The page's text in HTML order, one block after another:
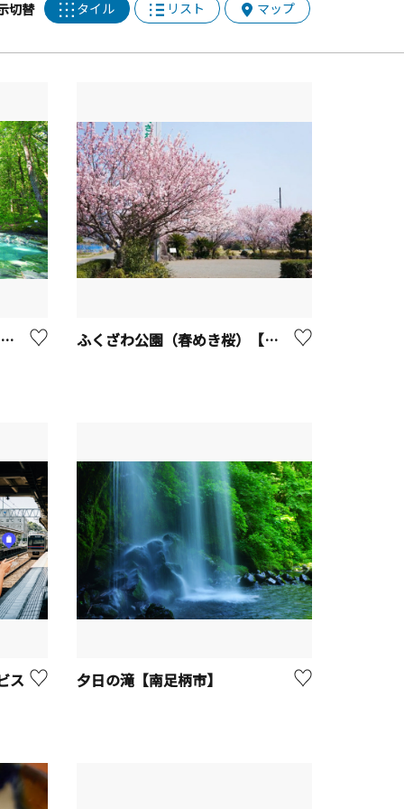
切替 タイル リスト マップ
モダン湯治おんりーゆー【南足柄市】 ふくざわ公園（春めき桜）【南足柄市】
ス 夕日の滝【南足柄市】